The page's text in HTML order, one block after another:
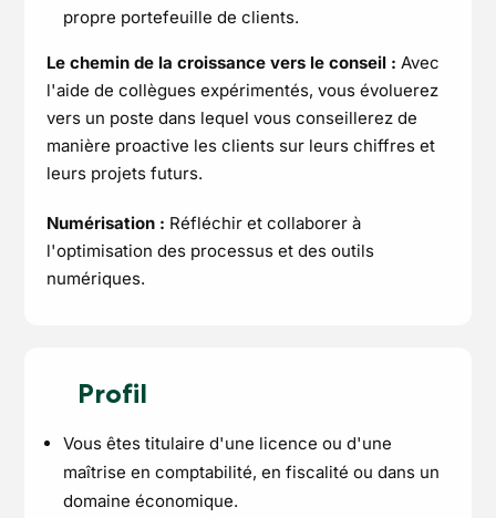
propre portefeuille de clients.
Le chemin de la croissance vers le conseil : Avec
l'aide de collègues expérimentés, vous évoluerez
vers un poste dans lequel vous conseillerez de
manière proactive les clients sur leurs chiffres et
leurs projets futurs.
Numérisation : Réfléchir et collaborer à
l'optimisation des processus et des outils
numériques.
Profil
Vous êtes titulaire d'une licence ou d'une
maîtrise en comptabilité, en fiscalité ou dans un
domaine économique.